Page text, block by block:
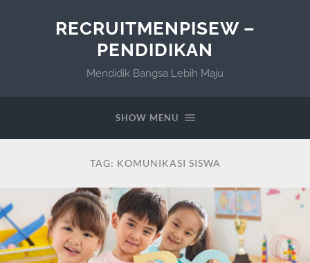
RECRUITMENPISEW –
PENDIDIKAN
Mendidik Bangsa Lebih Maju
SHOW MENU
TAG: KOMUNIKASI SISWA